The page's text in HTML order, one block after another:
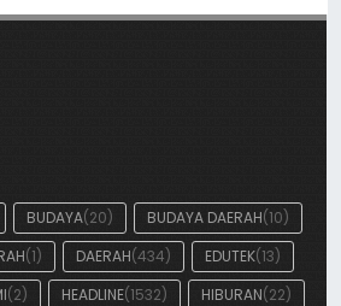
BUDAYA(20) BUDAYA DAERAH(10)
(1) DAERAH(434) EDUTEK(13)
(2) HEADLINE(1532) HIBURAN(22)